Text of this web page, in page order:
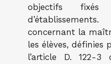
objectifs
concernant la
les élèves, définies
l’article D. 122-3